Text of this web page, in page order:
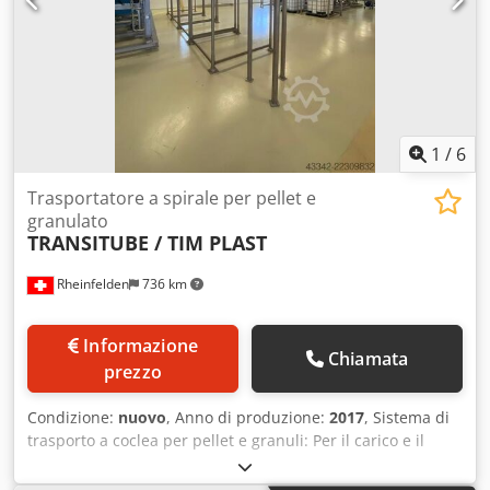
1 / 6
Rheinfelden 736 km
Trasportatore a spirale per pellet e
granulato
TRANSITUBE / TIM PLAST
prezzo
Chiamata
Condizione: nuovo, Anno di produzione: 2017, Sistema di
trasporto a coclea per pellet e granuli: Per il carico e il
trasporto di pellet con una capacità di 600 kg/h, con un